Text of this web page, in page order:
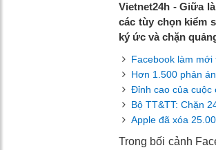
Vietnet24h - Giữa
các tùy chọn kiểm
ký ức và chặn
Facebook làm
Hơn 1.500 phản
Đỉnh cao của cuộc
Bộ TT&TT: Chặn
Apple đã xóa
Trong bối cảnh